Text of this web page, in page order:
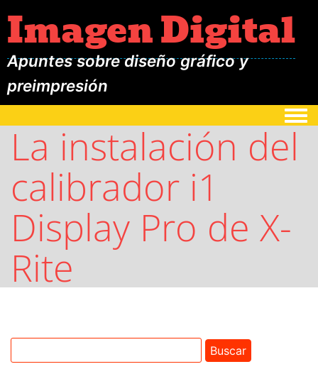
Imagen Digital
Apuntes sobre diseño gráfico y
preimpresión
La instalación del
calibrador i1
Display Pro de X-
Rite